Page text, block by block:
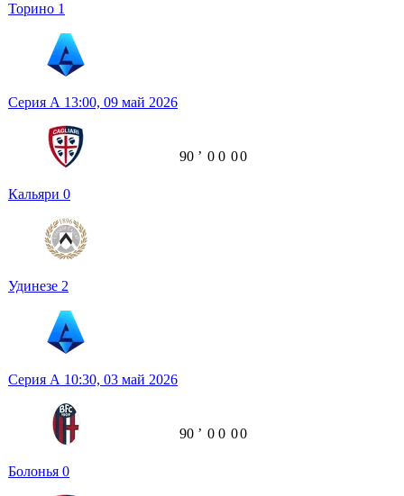
Торино 1
Серия А 13:00, 09 май 2026
Кальяри 0
Удинезе 2
90 ʼ 0 0 00
Серия А 10:30, 03 май 2026
Болонья 0
90 ʼ 0 0 00